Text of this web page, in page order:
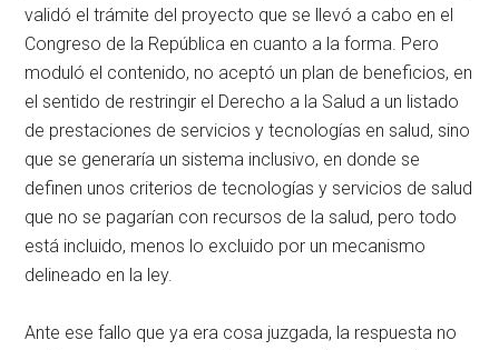
validó el trámite del proyecto que se llevó a cabo en el
Congreso de la República en cuanto a la forma. Pero
moduló el contenido, no aceptó un plan de beneficios, en
el sentido de restringir el Derecho a la Salud a un listado
de prestaciones de servicios y tecnologías en salud, sino
que se generaría un sistema inclusivo, en donde se
definen unos criterios de tecnologías y servicios de salud
que no se pagarían con recursos de la salud, pero todo
está incluido, menos lo excluido por un mecanismo
delineado en la ley.
Ante ese fallo que ya era cosa juzgada, la respuesta no